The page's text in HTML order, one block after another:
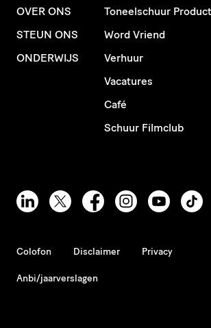
OVER ONS
STEUN ONS
ONDERWIJS
Toneelschuur
Word Vriend
Verhuur
Vacatures
Café
Schuur Filmclub
Colofon Disclaimer Privacy
Anbi/jaarverslagen